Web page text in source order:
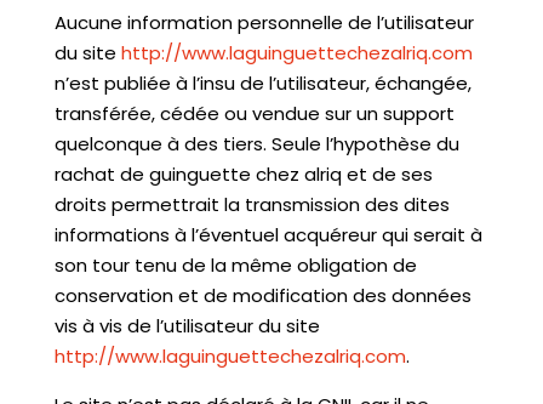
Aucune information personnelle de l’utilisateur
du site http://www.laguinguettechezalriq.com
n’est publiée à l’insu de l’utilisateur, échangée,
transférée, cédée ou vendue sur un support
quelconque à des tiers. Seule l’hypothèse du
rachat de guinguette chez alriq et de ses
droits permettrait la transmission des dites
informations à l’éventuel acquéreur qui serait à
son tour tenu de la même obligation de
conservation et de modification des données
vis à vis de l’utilisateur du site
http://www.laguinguettechezalriq.com.